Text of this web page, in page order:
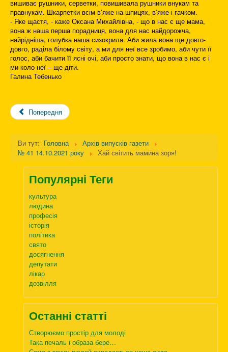
вишиває рушники, серветки, повишивала рушники внукам та
правнукам. Шкарпетки всім в’яже на шпицях, в’яже і гачком.
- Яке щастя, - каже Оксана Михайлівна, - що в нас є ще мама,
вона ж наша перша порадниця, вона для нас найдорожча,
найрідніша, голубка наша сизокрила. Аби жила вона ще довго-
довго, раділа білому світу, а ми для неї все зробимо, аби чути її
голос, аби бачити її ясні очі, аби просто знати, що вона в нас є і
ми коло неї – ще діти.
Галина Тебенько
Попередня
Ви тут: Головна
Архів випусків газети
№ 41 14.10.2021 року
Хай світить мамина зоря!
Популярні Теги
культура
людина
професія
історія
політика
свято
досягнення
депутати
лікар
дозвілля
Останні статті
Створюємо простір для молоді
Така печаль і образа бере…